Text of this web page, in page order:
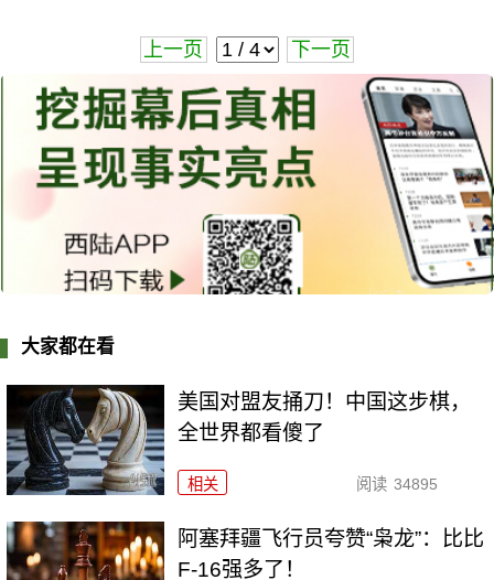
上一页 下一页
大家都在看
美国对盟友捅刀！中国这步棋，
全世界都看傻了
相关 阅读 34895
阿塞拜疆飞行员夸赞“枭龙”：比比
F-16强多了！